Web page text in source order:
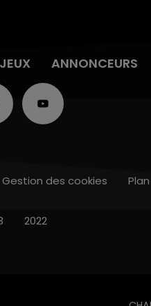
JEUX ANNONCEURS
Gestion des cookies
2022